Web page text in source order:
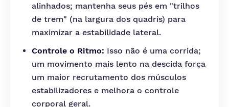
alinhados; mantenha seus pés em "trilhos
de trem" (na largura dos quadris) para
maximizar a estabilidade lateral.
Controle o Ritmo: Isso não é uma corrida;
um movimento mais lento na descida força
um maior recrutamento dos músculos
estabilizadores e melhora o controle
corporal geral.